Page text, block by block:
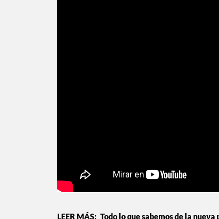
Todo lo que sabemos de la